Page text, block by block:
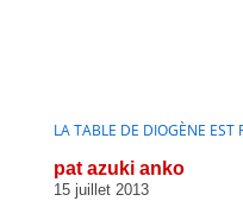
LA TABLE DE DIOGÈNE EST
pat azuki anko
15 juillet 2013